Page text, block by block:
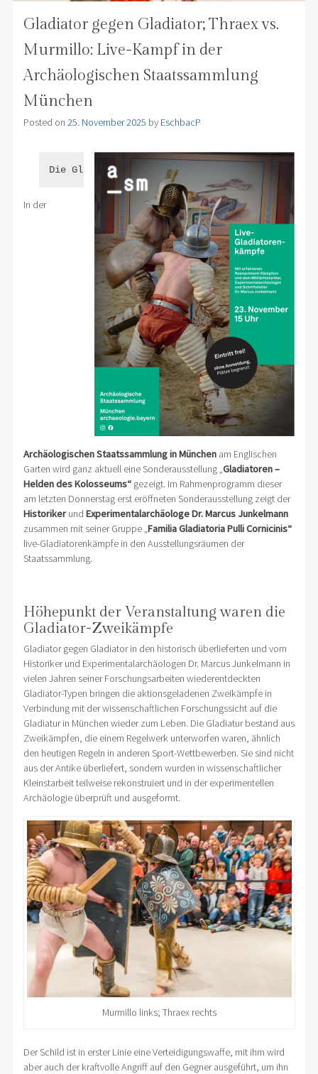
Gladiator gegen Gladiator; Thraex vs.
Murmillo: Live-Kampf in der
Archäologischen Staatssammlung
München
Posted on 25. November 2025 by EschbacP
Die Gladiatoren sind in München!
In der
Archäologischen Staatssammlung in Münchenam Englischen
Garten wird ganz aktuell eine Sonderausstellung „Gladiatoren –
Helden des Kolosseums“ gezeigt. Im Rahmenprogramm dieser
am letzten Donnerstag erst eröffneten Sonderausstellung zeigt der
Historikerund ExperimentalarchäologeDr. Marcus Junkelmann
zusammen mit seiner Gruppe „Familia Gladiatoria Pulli Cornicinis“
live-Gladiatorenkämpfe in den Ausstellungsräumen der
Staatssammlung.
Höhepunkt der Veranstaltung waren die
Gladiator-Zweikämpfe
Gladiator gegen Gladiator in den historisch überlieferten und vom
Historiker und Experimentalarchäologen Dr. Marcus Junkelmann in
vielen Jahren seiner Forschungsarbeiten wiederentdeckten
Gladiator-Typen bringen die aktionsgeladenen Zweikämpfe in
Verbindung mit der wissenschaftlichen Forschungssicht auf die
Gladiatur in München wieder zum Leben. Die Gladiatur bestand aus
Zweikämpfen, die einem Regelwerk unterworfen waren, ähnlich
den heutigen Regeln in anderen Sport-Wettbewerben. Sie sind nicht
aus der Antike überliefert, sondern wurden in wissenschaftlicher
Kleinstarbeit teilweise rekonstruiert und in der experimentellen
Archäologie überprüft und ausgeformt.
Murmillo links; Thraex rechts
Der Schild ist in erster Linie eine Verteidigungswaffe, mit ihm wird
aber auch der kraftvolle Angriff auf den Gegner ausgeführt, um ihn